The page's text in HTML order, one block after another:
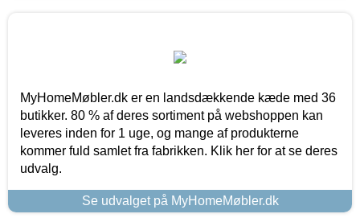
MyHomeMøbler.dk er en landsdækkende kæde med 36
butikker. 80 % af deres sortiment på webshoppen kan
leveres inden for 1 uge, og mange af produkterne
kommer fuld samlet fra fabrikken. Klik her for at se deres
udvalg.
Se udvalget på MyHomeMøbler.dk